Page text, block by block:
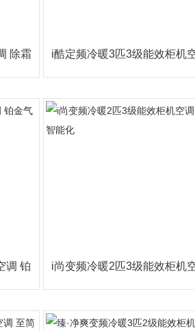
除霜 i酷定频冷暖3匹3级能效柜机
调 铂 i尚变频冷暖2匹3级能效柜机